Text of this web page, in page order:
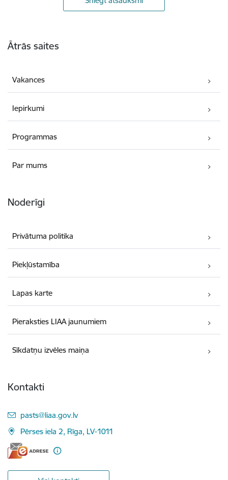
Ātrās saites
Vakances
Iepirkumi
Programmas
Par mums
Noderīgi
Privātuma politika
Piekļūstamība
Lapas karte
Pieraksties LIAA jaunumiem
Sīkdatņu izvēles maiņa
Kontakti
E-pasts:
pasts@liaa.gov.lv
Pērses iela 2, Rīga, LV-1011